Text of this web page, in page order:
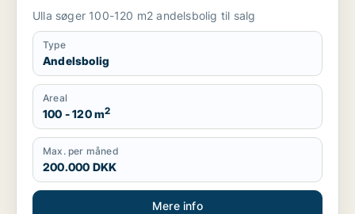
Ulla søger 100-120 m2 andelsbolig til salg
Type
Andelsbolig
Areal
100 - 120 m2
Max. per måned
200.000 DKK
Mere info